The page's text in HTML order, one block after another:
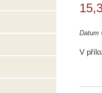
Datum
V